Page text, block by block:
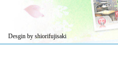
Desgin by shiorifujisaki